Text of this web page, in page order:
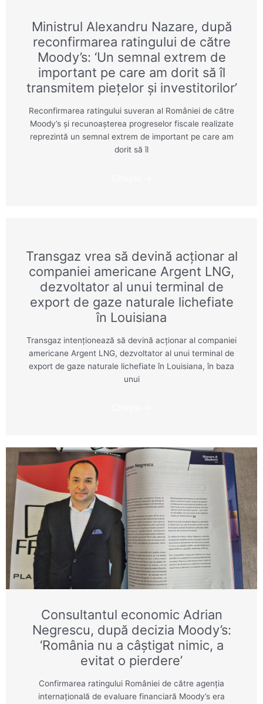
Ministrul Alexandru Nazare, după
reconfirmarea ratingului de către
Moody’s: ‘Un semnal extrem de
important pe care am dorit să îl
transmitem pieţelor şi investitorilor’
Reconfirmarea ratingului suveran al României de către
Moody’s şi recunoaşterea progreselor fiscale realizate
reprezintă un semnal extrem de important pe care am
dorit să îl
Transgaz vrea să devină acţionar al
companiei americane Argent LNG,
dezvoltator al unui terminal de
export de gaze naturale lichefiate
în Louisiana
Transgaz intenţionează să devină acţionar al companiei
americane Argent LNG, dezvoltator al unui terminal de
export de gaze naturale lichefiate în Louisiana, în baza
unui
Consultantul economic Adrian
Negrescu, după decizia Moody’s:
‘România nu a câştigat nimic, a
evitat o pierdere’
Confirmarea ratingului României de către agenţia
internaţională de evaluare financiară Moody’s era